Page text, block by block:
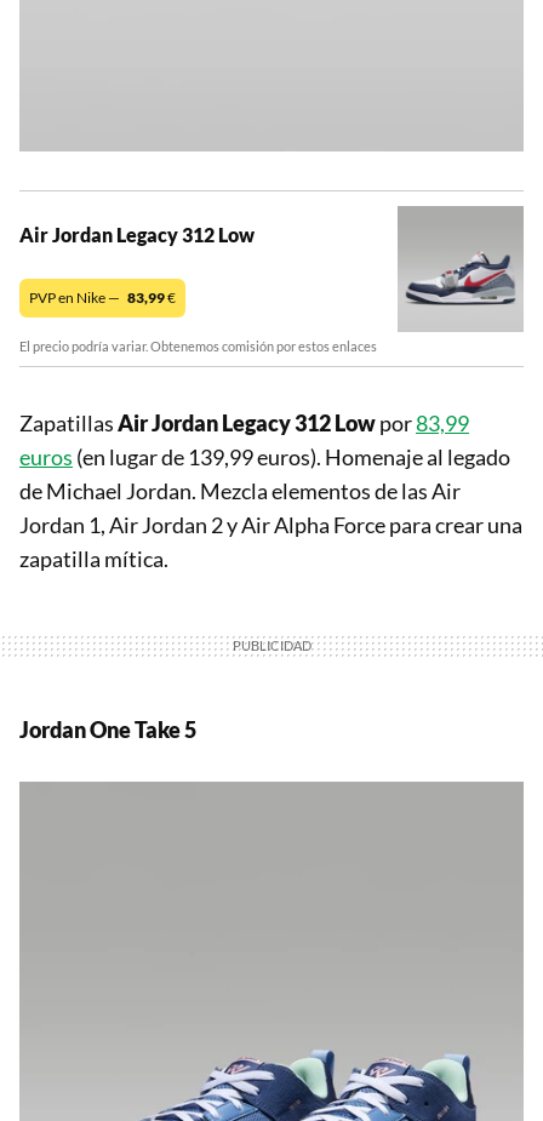
Air Jordan Legacy 312 Low
PVP en Nike — 83,99€
El precio podría variar. Obtenemos comisión por estos enlaces
ZapatillasAir Jordan Legacy 312 Lowpor83,99
euros (en lugar de 139,99 euros). Homenaje al legado
de Michael Jordan. Mezcla elementos de las Air
Jordan 1, Air Jordan 2 y Air Alpha Force para crear una
zapatilla mítica.
Jordan One Take 5